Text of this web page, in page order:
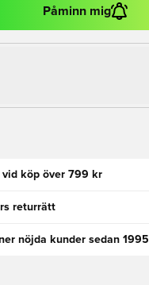
Påminn mig
vid köp över 799 kr
returrätt
nöjda kunder sedan 1995